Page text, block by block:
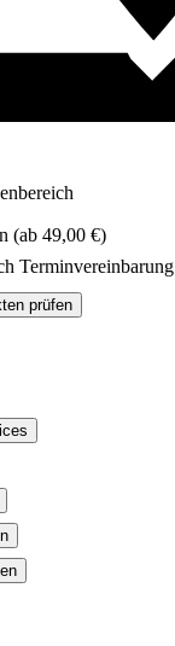
(ab 49,00 €)
Terminvereinbarung
prüfen